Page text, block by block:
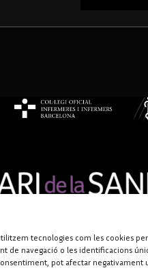
tecnologies com les cookies
de navegació o les identificacions
pot afectar negativament